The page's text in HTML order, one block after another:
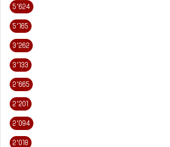
5٬624
5٬165
3٬262
3٬133
2٬665
2٬201
2٬094
2٬018